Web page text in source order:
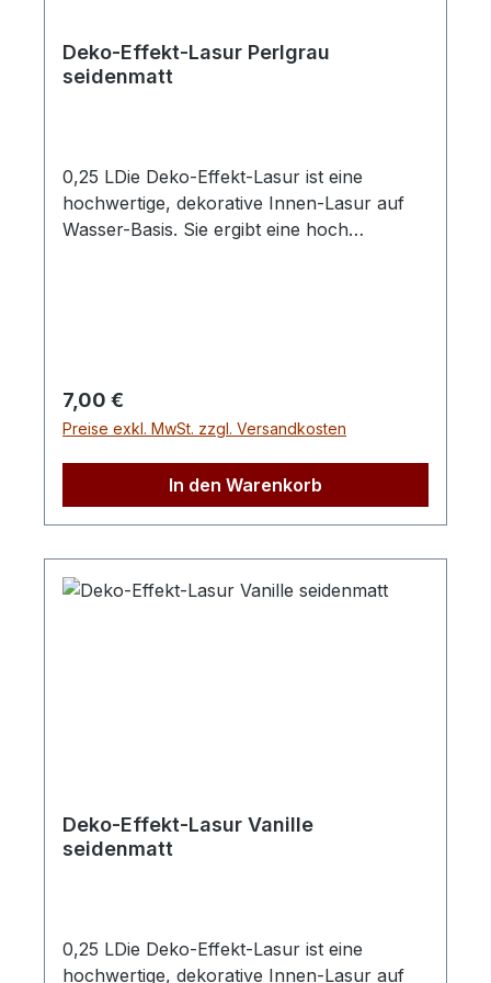
Deko-Effekt-Lasur Perlgrau
seidenmatt
0,25 LDie Deko-Effekt-Lasur ist eine
hochwertige, dekorative Innen-Lasur auf
Wasser-Basis. Sie ergibt eine hoch
Farbstabilität.Wir empfehlen zum Streichen
unsere Lackierpinsel (Best.-Nr.:1753, 1754,
1755) mit reinen hellen China Borsten,
Wulstbleche und braun lackierten Stielen.
Regulärer Preis:
7,00 €
Preise exkl. MwSt. zzgl. Versandkosten
In den Warenkorb
Deko-Effekt-Lasur Vanille
seidenmatt
0,25 LDie Deko-Effekt-Lasur ist eine
hochwertige, dekorative Innen-Lasur auf